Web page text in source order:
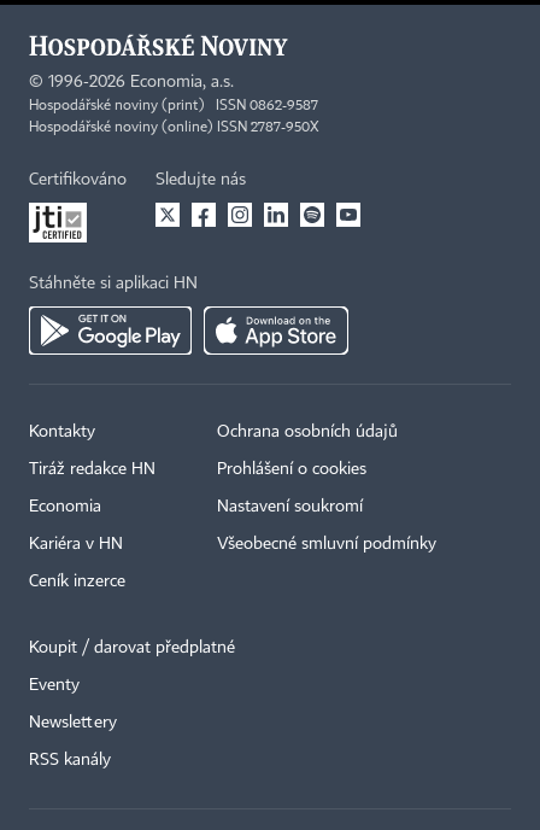
© 1996-2026 Economia, a.s.
Hospodářské noviny (print) ISSN 0862-9587
Hospodářské noviny (online) ISSN 2787-950X
Certifikováno Sledujte nás
Stáhněte si aplikaci HN
Kontakty
Tiráž redakce HN
Economia
Kariéra v HN
Ceník inzerce
Ochrana osobních údajů
Prohlášení o cookies
Nastavení soukromí
Všeobecné smluvní podmínky
Koupit / darovat předplatné
Eventy
Newslettery
RSS kanály